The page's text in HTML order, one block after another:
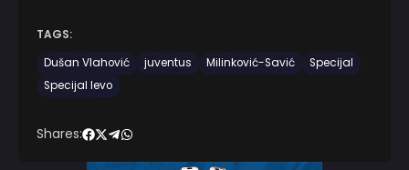
TAGS:
Dušan Vlahović
juventus Milinković-Savić
Specijal
Specijal levo
Shares: